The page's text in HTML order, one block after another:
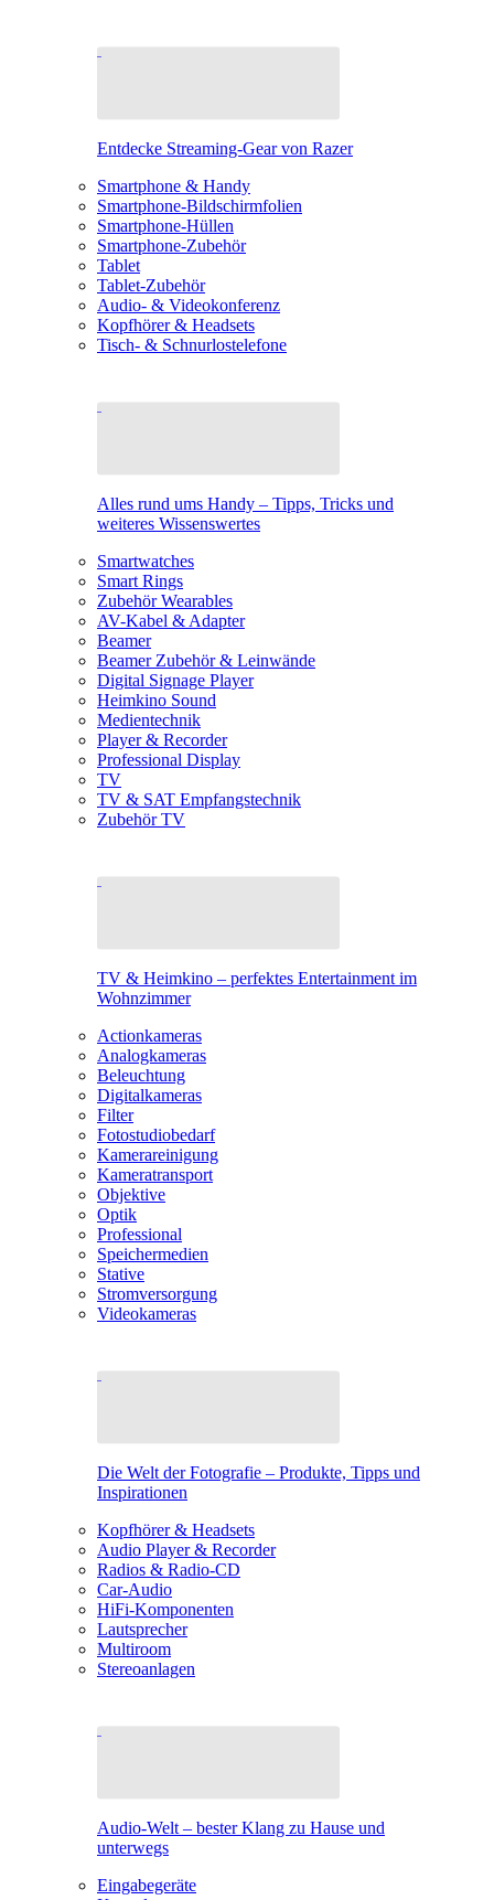
Entdecke Streaming-Gear von Razer
Smartphone & Handy
Smartphone-Bildschirmfolien
Smartphone-Hüllen
Smartphone-Zubehör
Tablet
Tablet-Zubehör
Audio- & Videokonferenz
Kopfhörer & Headsets
Tisch- & Schnurlostelefone
Alles rund ums Handy – Tipps, Tricks und
weiteres Wissenswertes
Smartwatches
Smart Rings
Zubehör Wearables
AV-Kabel & Adapter
Beamer
Beamer Zubehör & Leinwände
Digital Signage Player
Heimkino Sound
Medientechnik
Player & Recorder
Professional Display
TV
TV & SAT Empfangstechnik
Zubehör TV
TV & Heimkino – perfektes Entertainment im
Wohnzimmer
Actionkameras
Analogkameras
Beleuchtung
Digitalkameras
Filter
Fotostudiobedarf
Kamerareinigung
Kameratransport
Objektive
Optik
Professional
Speichermedien
Stative
Stromversorgung
Videokameras
Die Welt der Fotografie – Produkte, Tipps und
Inspirationen
Kopfhörer & Headsets
Audio Player & Recorder
Radios & Radio-CD
Car-Audio
HiFi-Komponenten
Lautsprecher
Multiroom
Stereoanlagen
Audio-Welt – bester Klang zu Hause und
unterwegs
Eingabegeräte